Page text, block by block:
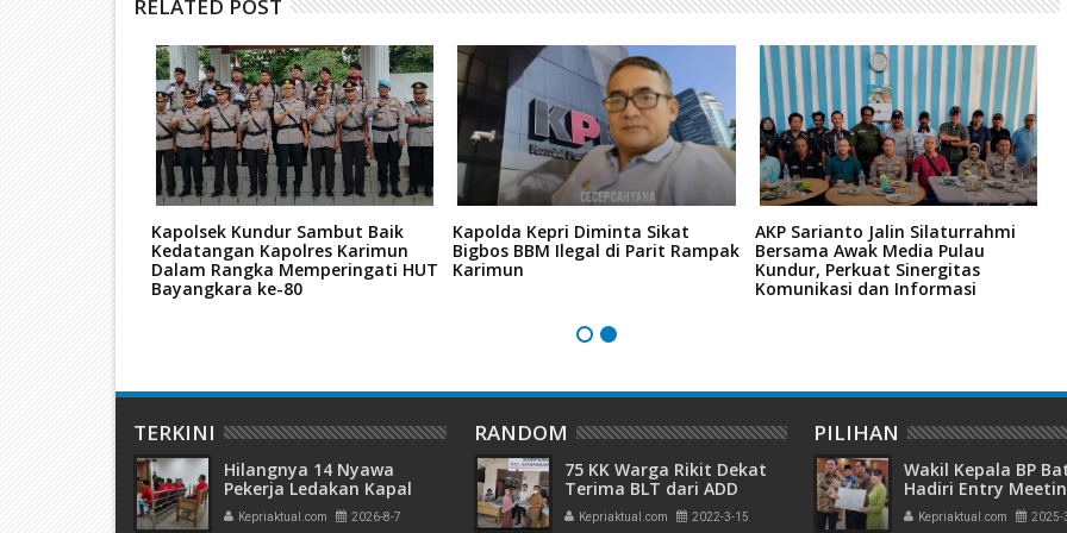
RELATED POST
Kapolsek Kundur Sambut Baik
Kedatangan Kapolres Karimun
Dalam Rangka Memperingati HUT
Bayangkara ke-80
Kapolda Kepri Diminta Sikat
Bigbos BBM Ilegal di Parit Rampak
Karimun
AKP Sarianto Jalin Silaturrahmi
Bersama Awak Media Pulau
Kundur, Perkuat Sinergitas
Komunikasi dan Informasi
TERKINI
Hilangnya 14 Nyawa
Pekerja Ledakan Kapal
Tanker di PT ASL Shipyard,
WNA Kim Dong Gyun
Kepriaktual.com 2026-8-7
RANDOM
75 KK Warga Rikit Dekat
Terima BLT dari ADD
Tahap Awal Selama 3
Bulan
Kepriaktual.com 2022-3-15
PILIHAN
Wakil Kepala BP
Hadiri Entry
Komitmen
Pengelolaan
Kepriaktual.com 2025-